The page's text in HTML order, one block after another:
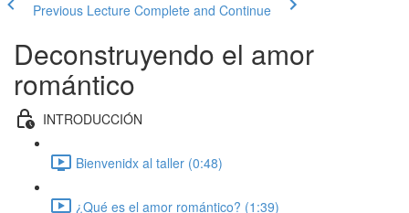
Previous Lecture Complete and Continue
Deconstruyendo el amor
romántico
INTRODUCCIÓN
Bienvenidx al taller (0:48)
¿Qué es el amor romántico? (1:39)